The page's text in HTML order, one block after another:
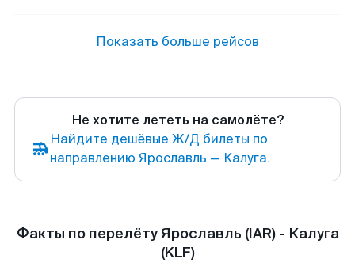
Показать больше рейсов
Не хотите лететь на самолёте?
Найдите дешёвые Ж/Д билеты по
направлению Ярославль — Калуга.
Факты по перелёту Ярославль (IAR) - Калуга
(KLF)